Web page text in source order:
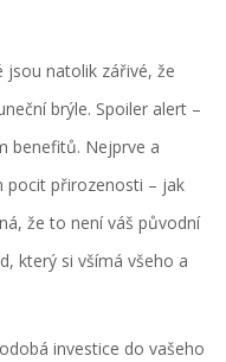
jsou natolik zářivé, že
brýle. Spoiler alert –
benefitů. Nejprve a
pocit přirozenosti – jak
že to není váš původní
který si všímá všeho a
investice do vašeho